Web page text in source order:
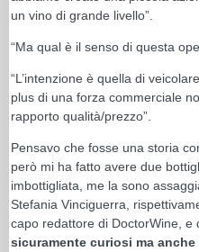
un vino di grande livello”.
“Ma qual è il senso di questa
“L’intenzione è quella di
plus di una forza commerciale
rapporto qualità/prezzo”.
Pensavo che fosse una storia
però mi ha fatto avere due
imbottigliata, me la sono
Stefania Vinciguerra,
capo redattore di DoctorWine, e
sicuramente curiosi ma